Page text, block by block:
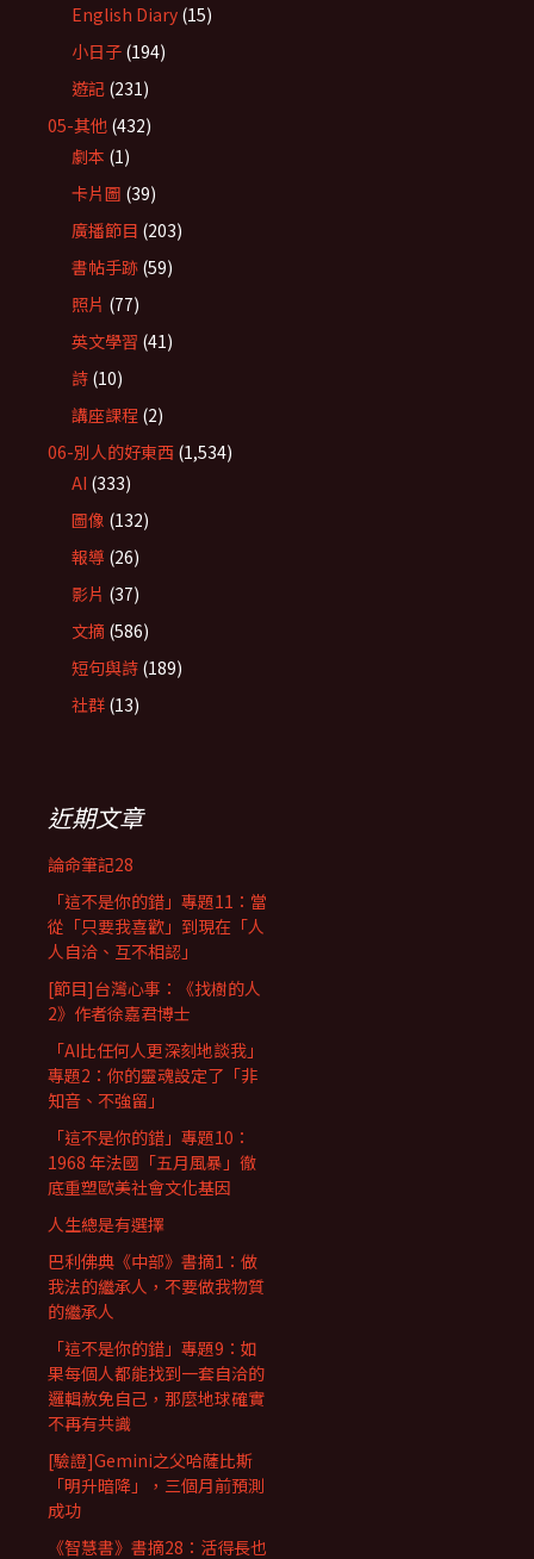
English Diary (15)
小日子 (194)
遊記 (231)
05-其他 (432)
劇本 (1)
卡片圖 (39)
廣播節目 (203)
書帖手跡 (59)
照片 (77)
英文學習 (41)
詩 (10)
講座課程 (2)
06-別人的好東西 (1,534)
AI (333)
圖像 (132)
報導 (26)
影片 (37)
文摘 (586)
短句與詩 (189)
社群 (13)
近期文章
論命筆記28
「這不是你的錯」專題11：當
從「只要我喜歡」到現在「人
人自洽、互不相認」
[節目]台灣心事：《找樹的人
2》作者徐嘉君博士
「AI比任何人更深刻地談我」
專題2：你的靈魂設定了「非
知音、不強留」
「這不是你的錯」專題10：
1968 年法國「五月風暴」徹
底重塑歐美社會文化基因
人生總是有選擇
巴利佛典《中部》書摘1：做
我法的繼承人，不要做我物質
的繼承人
「這不是你的錯」專題9：如
果每個人都能找到一套自洽的
邏輯赦免自己，那麼地球確實
不再有共識
[驗證]Gemini之父哈薩比斯
「明升暗降」，三個月前預測
成功
《智慧書》書摘28：活得長也